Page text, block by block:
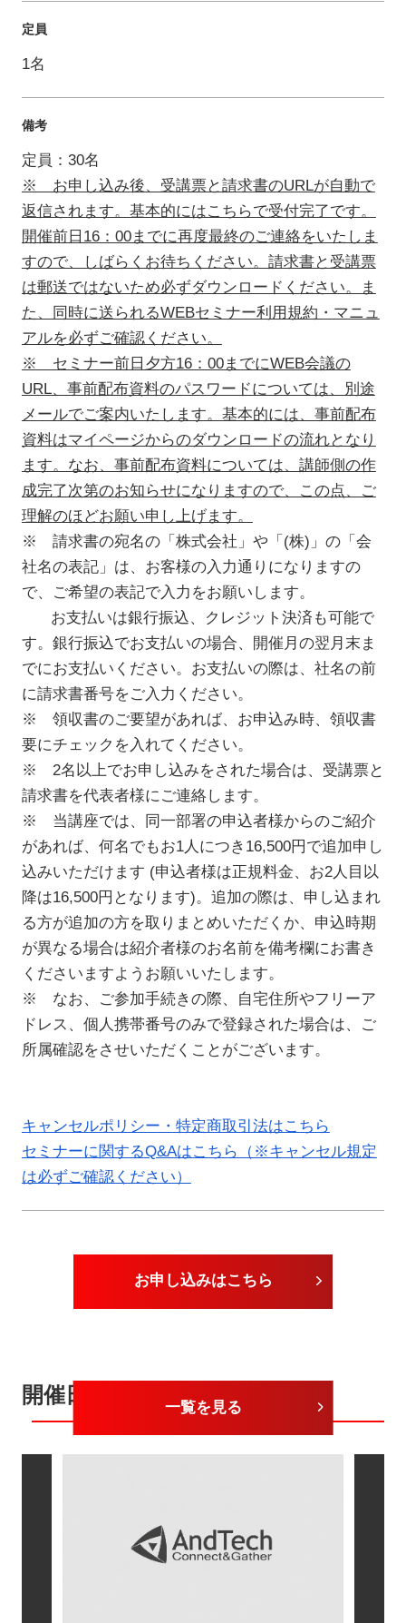
定員
1名
備考
定員：30名
※ お申し込み後、受講票と請求書のURLが自動で
返信されます。基本的にはこちらで受付完了です。
開催前日16：00までに再度最終のご連絡をいたしま
すので、しばらくお待ちください。請求書と受講票
は郵送ではないため必ずダウンロードください。ま
た、同時に送られるWEBセミナー利用規約・マニュ
アルを必ずご確認ください。
※ セミナー前日夕方16：00までにWEB会議の
URL、事前配布資料のパスワードについては、別途
メールでご案内いたします。基本的には、事前配布
資料はマイページからのダウンロードの流れとなり
ます。なお、事前配布資料については、講師側の作
成完了次第のお知らせになりますので、この点、ご
理解のほどお願い申し上げます。
※ 請求書の宛名の「株式会社」や「(株)」の「会
社名の表記」は、お客様の入力通りになりますの
で、ご希望の表記で入力をお願いします。
お支払いは銀行振込、クレジット決済も可能で
す。銀行振込でお支払いの場合、開催月の翌月末ま
でにお支払いください。お支払いの際は、社名の前
に請求書番号をご入力ください。
※ 領収書のご要望があれば、お申込み時、領収書
要にチェックを入れてください。
※ 2名以上でお申し込みをされた場合は、受講票と
請求書を代表者様にご連絡します。
※ 当講座では、同一部署の申込者様からのご紹介
があれば、何名でもお1人につき16,500円で追加申し
込みいただけます (申込者様は正規料金、お2人目以
降は16,500円となります)。追加の際は、申し込まれ
る方が追加の方を取りまとめいただくか、申込時期
が異なる場合は紹介者様のお名前を備考欄にお書き
くださいますようお願いいたします。
※ なお、ご参加手続きの際、自宅住所やフリーア
ドレス、個人携帯番号のみで登録された場合は、ご
所属確認をさせいただくことがございます。
キャンセルポリシー・特定商取引法はこちら
セミナーに関するQ&Aはこちら（※キャンセル規定
は必ずご確認ください）
お申し込みはこちら
開催日が近いセミナー
一覧を見る